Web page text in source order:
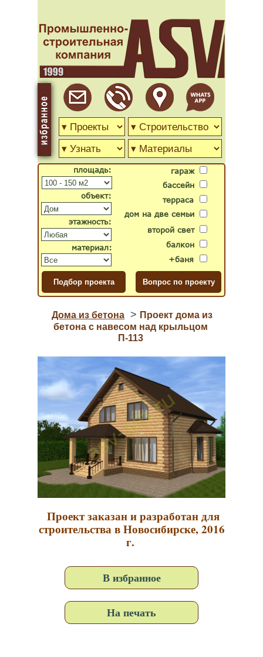
гараж
бассейн
второй свет
дом на две семьи
терраса
балкон
+баня
объект:
материал:
площадь:
этажность:
Дома из бетона > Проект дома из
бетона с навесом над крыльцом
П-113
Проект заказан и разработан для
строительства в Новосибирске, 2016
г.
В избранное
На печать